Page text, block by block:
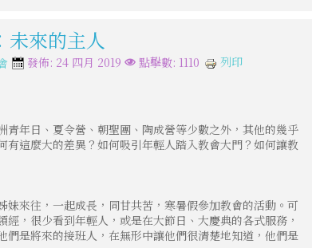
未來的主人
發佈: 24 四月 2019 點擊數: 1110 列印
青年日、夏令營、朝聖團、陶成營等少數之外，其他的幾乎
有這麼大的差異？如何吸引年輕人踏入教會大門？如何讓教
來往，一起成長，同甘共苦，寒暑假參加教會的活動。可
，很少看到年輕人，或是在大節日、大慶典的各式服務，
們是將來的接班人，在無形中讓他們很清楚地知道，他們是